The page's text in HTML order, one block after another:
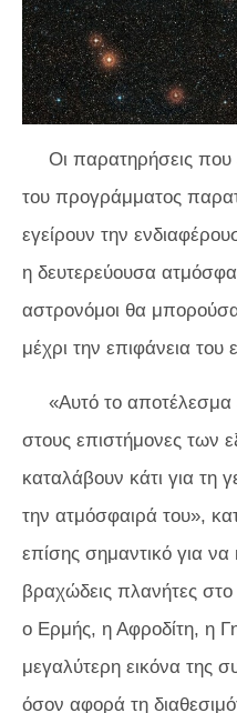
Οι παρατηρήσεις
του προγράμματος
εγείρουν την
η δευτερεύουσα
αστρονόμοι θα
μέχρι την επιφάνεια
«Αυτό το αποτέλεσμα
στους επιστήμονες των
καταλάβουν κάτι για τη
την ατμόσφαιρά του»,
επίσης σημαντικό για
βραχώδεις πλανήτες
ο Ερμής, η Αφροδίτη, η
μεγαλύτερη εικόνα της
όσον αφορά τη